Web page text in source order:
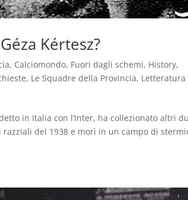
Kértesz?
, Calciomondo, Fuori dagli schemi, History,
, Le Squadre della Provincia, Letteratura
in Italia con l’Inter, ha collezionato altri
del 1938 e morì in un campo di